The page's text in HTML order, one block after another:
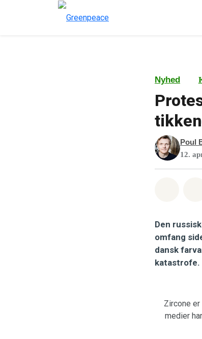
Nyhed
Poul
12.
Den
omfang
dansk
katastrofe.
Zircone
medier